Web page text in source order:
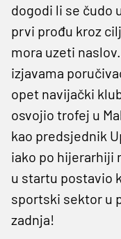
dogodi li se čudo
prvi prođu kroz
mora uzeti
izjavama
opet navijački
osvojio trofej u
kao predsjednik
iako po hijerarhiji
u startu postavio
sportski sektor u
zadnja!